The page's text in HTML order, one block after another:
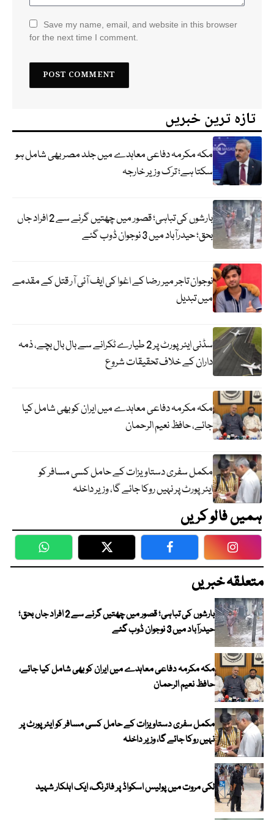
Save my name, email, and website in this browser
for the next time I comment.
تازہ ترین خبریں
مکہ مکرمہ دفاعی معاہدے میں جلد مصر بھی شامل ہو
سکتا ہے؛ ترک وزیر خارجہ
بارشوں کی تباہی؛ قصور میں چھتیں گرنے سے 2 افراد جاں
بحق؛ حیدرآباد میں 3 نوجوان ڈوب گئے
نوجوان تاجر میر رضا کے اغوا کی ایف آئی آر قتل کے مقدمے
میں تبدیل
سڈنی ایئرپورٹ پر 2 طیارے ٹکرانے سے بال بال بچے، ذمہ
داران کے خلاف تحقیقات شروع
مکہ مکرمہ دفاعی معاہدے میں ایران کو بھی شامل کیا
جائے، حافظ نعیم الرحمان
مکمل سفری دستاویزات کے حامل کسی مسافر کو
ایئرپورٹ پر نہیں روکا جائے گا، وزیر داخلہ
ہمیں فالو کریں
WhatsApp Twitter Facebook
متعلقہ خبریں
بارشوں کی تباہی؛ قصور میں چھتیں گرنے سے 2 افراد جاں بحق؛
حیدرآباد میں 3 نوجوان ڈوب گئے
مکہ مکرمہ دفاعی معاہدے میں ایران کو بھی شامل کیا جائے،
حافظ نعیم الرحمان
مکمل سفری دستاویزات کے حامل کسی مسافر کو ایئرپورٹ پر
نہیں روکا جائے گا، وزیر داخلہ
لکی مروت میں پولیس اسکواڈ پر فائرنگ، ایک اہلکار شہید